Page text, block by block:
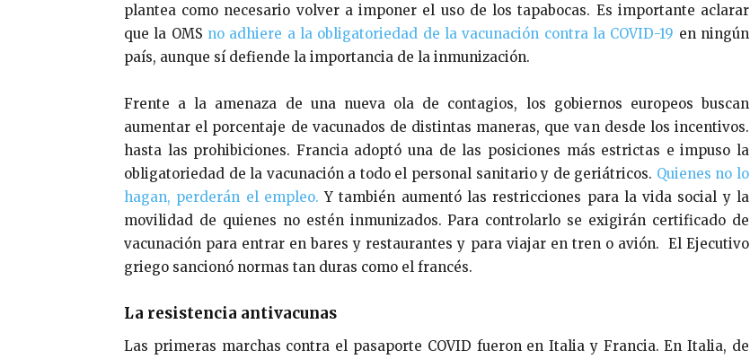
plantea como necesario volver a imponer el uso de los tapabocas. Es importante aclarar
que la OMS no adhiere a la obligatoriedad de la vacunación contra la COVID-19 en ningún
país, aunque sí defiende la importancia de la inmunización.
Frente a la amenaza de una nueva ola de contagios, los gobiernos europeos buscan
aumentar el porcentaje de vacunados de distintas maneras, que van desde los incentivos.
hasta las prohibiciones. Francia adoptó una de las posiciones más estrictas e impuso la
obligatoriedad de la vacunación a todo el personal sanitario y de geriátricos. Quienes no lo
hagan, perderán el empleo. Y también aumentó las restricciones para la vida social y la
movilidad de quienes no estén inmunizados. Para controlarlo se exigirán certificado de
vacunación para entrar en bares y restaurantes y para viajar en tren o avión. El Ejecutivo
griego sancionó normas tan duras como el francés.
La resistencia antivacunas
Las primeras marchas contra el pasaporte COVID fueron en Italia y Francia. En Italia, de